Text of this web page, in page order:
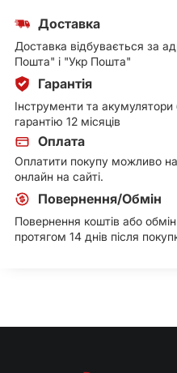
Доставка
Доставка відбувається за
Пошта" і "Укр Пошта"
Гарантія
Інструменти та
гарантію 12 місяців
Оплата
Оплатити покупу можливо
онлайн на сайті.
Повернення/Обмін
Повернення коштів або
протягом 14 днів після